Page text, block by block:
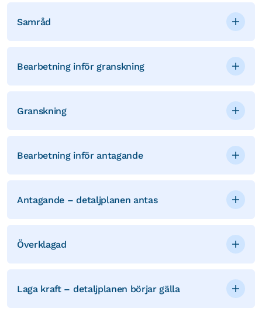
Samråd
Bearbetning inför granskning
Granskning
Bearbetning inför antagande
Antagande – detaljplanen antas
Överklagad
Laga kraft – detaljplanen börjar gälla